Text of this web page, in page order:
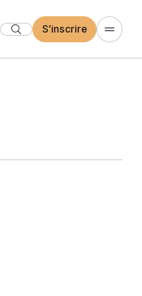
S'inscrire